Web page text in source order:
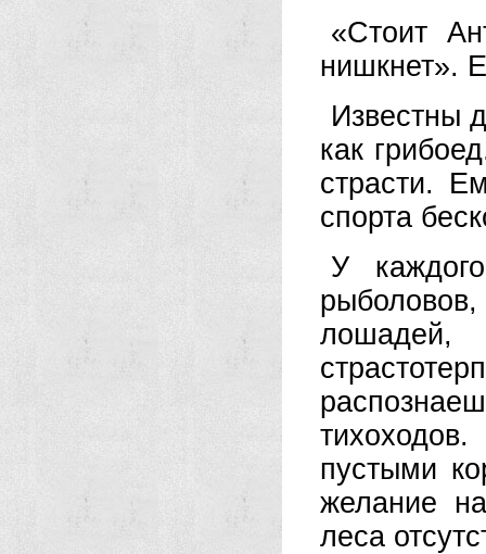
«Стоит
нишкнет».
Известны
как
страсти.
спорта
У
лошадей,
пустыми
желание
леса